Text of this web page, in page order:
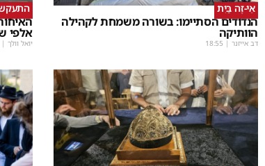
אֵי-זֶה בַּיִת
הנדודים הסתיימו: בשורה משמחת לקהילה
הוותיקה
דב אייזנר |
18:55
אלפי
יואל וולך |